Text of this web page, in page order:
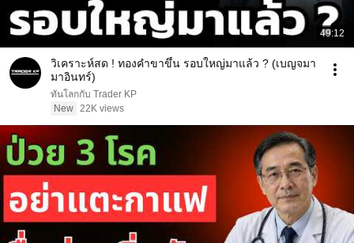
49:12
วิเคราะห์สด ! ทองคำขาขึ้น รอบใหญ่มาแล้ว ? (เบญจมา
มาอินทร์)
ทันโลกกับ Trader KP
New 22K views